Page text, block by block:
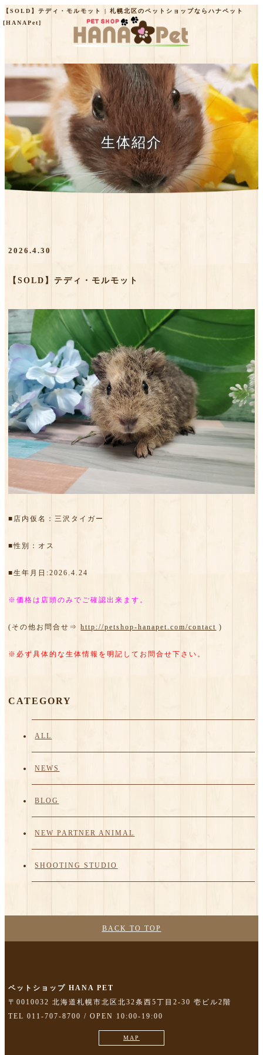
【SOLD】テディ・モルモット | 札幌北区のペットショップならハナペット
[HANAPet]
生体紹介
2026.4.30
【SOLD】テディ・モルモット
■店内仮名：三沢タイガー
■性別：オス
■生年月日:2026.4.24
※価格は店頭のみでご確認出来ます。
(その他お問合せ⇒http://petshop-hanapet.com/contact )
※必ず具体的な生体情報を明記してお問合せ下さい。
CATEGORY
ALL
NEWS
BLOG
NEW PARTNER ANIMAL
SHOOTING STUDIO
BACK TO TOP
ペットショップ HANA PET
〒0010032 北海道札幌市北区北32条西5丁目2-30 壱ビル2階
TEL 011-707-8700 / OPEN 10:00-19:00
MAP